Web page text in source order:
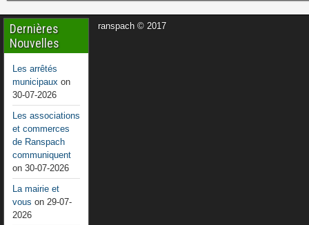
Dernières
Nouvelles
Les arrêtés
municipaux on
30-07-2026
Les associations
et commerces
de Ranspach
communiquent
on 30-07-2026
La mairie et
vous on 29-07-
2026
ranspach © 2017